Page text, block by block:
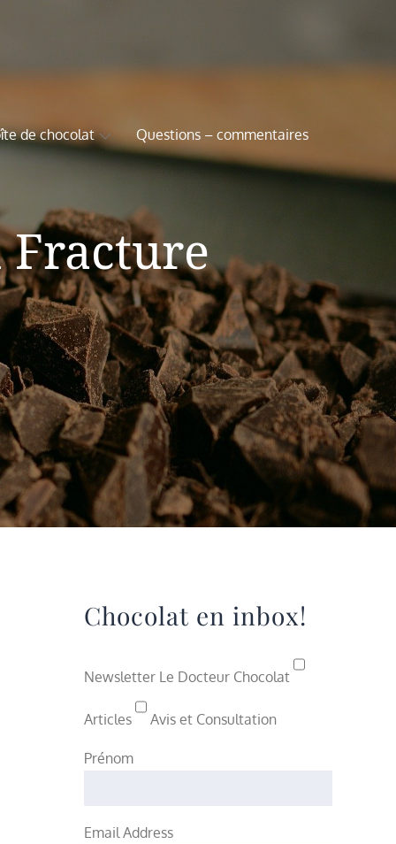
de chocolat Questions – commentaires
Fracture
Chocolat en inbox!
Newsletter Le Docteur Chocolat
Articles Avis et Consultation
Prénom
Email Address